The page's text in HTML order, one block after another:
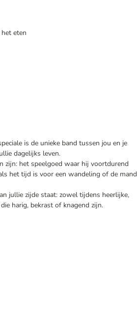
eten
is de unieke band tussen jou en je
dagelijks leven.
zijn: het speelgoed waar hij voortdurend
het tijd is voor een wandeling of de mand
jullie zijde staat: zowel tijdens heerlijke,
harig, bekrast of knagend zijn.